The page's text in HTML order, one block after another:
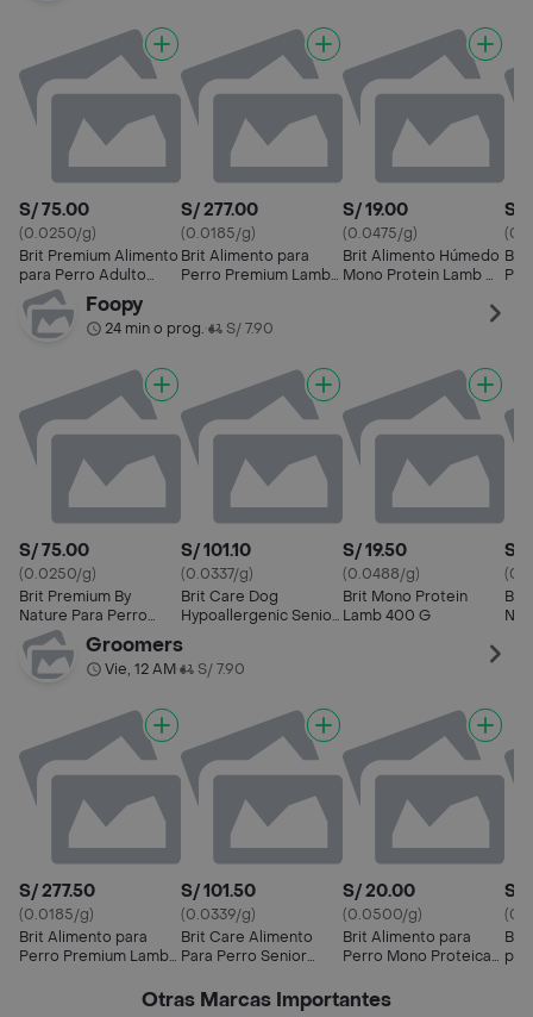
S/ 75.00
(0.0250/g)
Brit Premium Alimento
para Perro Adulto
Sensitive
Cordero/Arroz
S/ 277.00
(0.0185/g)
Brit Alimento para
Perro Premium Lamb
S/ 19.00
(0.0475/g)
Brit Alimento Húmedo
Mono Protein Lamb &
S/
Brit
Foopy
24 min o prog.• S/ 7.90
S/ 75.00
(0.0250/g)
Brit Premium By
Nature Para Perro
Adult Sensitive Lamb
3kg
S/ 101.10
(0.0337/g)
Brit Care Dog
Hypoallergenic Senior
S/ 19.50
(0.0488/g)
Brit Mono Protein
Lamb 400 G
S/
Brit
Groomers
Vie, 12 AM• S/ 7.90
S/ 277.50
(0.0185/g)
Brit Alimento para
Perro Premium Lamb
S/ 101.50
(0.0339/g)
Brit Care Alimento
Para Perro Senior
S/ 20.00
(0.0500/g)
Brit Alimento para
Perro Mono Proteica
S/
Brit
Otras Marcas Importantes